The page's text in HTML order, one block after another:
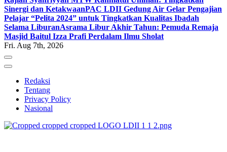
Sinergi dan KetakwaanPAC LDII Gedung Air Gelar Pengajian
Pelajar “Pelita 2024” untuk Tingkatkan Kualitas Ibadah
Selama LiburanAsrama Libur Akhir Tahun: Pemuda Remaja
Masjid Baitul Izza Prafi Perdalam Ilmu Sholat
Fri. Aug 7th, 2026
Redaksi
Tentang
Privacy Policy
Nasional